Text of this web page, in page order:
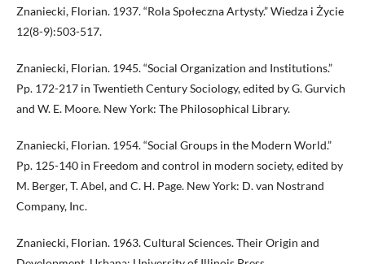
Znaniecki, Florian. 1937. “Rola Społeczna Artysty.” Wiedza i Życie
12(8-9):503-517.
Znaniecki, Florian. 1945. “Social Organization and Institutions.”
Pp. 172-217 in Twentieth Century Sociology, edited by G. Gurvich
and W. E. Moore. New York: The Philosophical Library.
Znaniecki, Florian. 1954. “Social Groups in the Modern World.”
Pp. 125-140 in Freedom and control in modern society, edited by
M. Berger, T. Abel, and C. H. Page. New York: D. van Nostrand
Company, Inc.
Znaniecki, Florian. 1963. Cultural Sciences. Their Origin and